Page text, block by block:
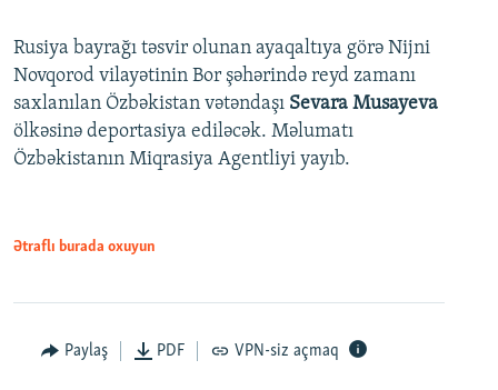
Rusiya bayrağı təsvir olunan ayaqaltıya görə Nijni
Novqorod vilayətinin Bor şəhərində reyd zamanı
saxlanılan Özbəkistan vətəndaşı Sevara Musayeva
ölkəsinə deportasiya ediləcək. Məlumatı
Özbəkistanın Miqrasiya Agentliyi yayıb.
Ətraflı burada oxuyun
Paylaş PDF VPN-siz açmaq